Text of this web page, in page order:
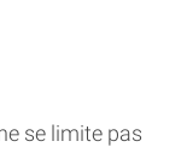
se limite pas